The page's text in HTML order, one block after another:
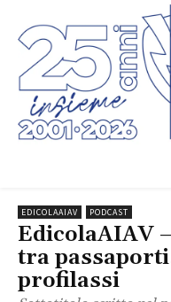
EDICOLAAIAV PODCAST
EdicolaAIAV
tra
profilassi